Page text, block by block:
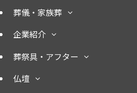
葬儀・家族葬
企業紹介
葬祭具・アフター
仏壇